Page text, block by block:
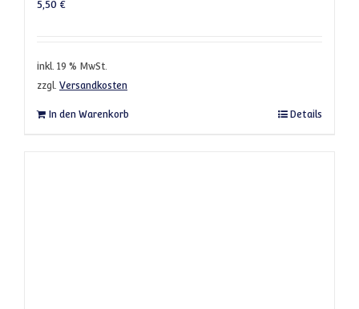
5,50 €
inkl. 19 % MwSt.
zzgl. Versandkosten
In den Warenkorb Details